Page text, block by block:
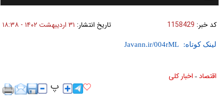
Toggle
کد خبر: 1158429 تاریخ انتشار: ۳۱ ارديبهشت ۱۴۰۲ - ۱۸:۳۸
لینک کوتاه:
اقتصاد » اخبار کلی